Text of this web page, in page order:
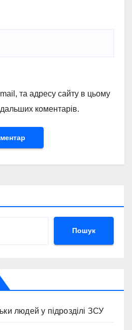
та адресу сайту в цьому
коментарів.
Пошук
людей у підрозділі ЗСУ